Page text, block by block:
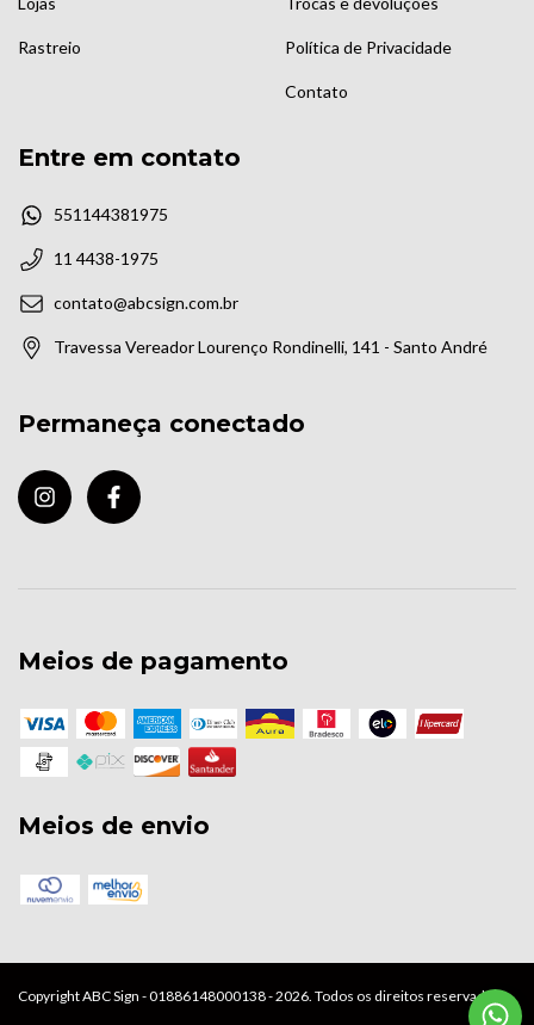
Rastreio Política de Privacidade
Contato
Entre em contato
551144381975
11 4438-1975
contato@abcsign.com.br
Travessa Vereador Lourenço Rondinelli, 141 - Santo André
Permaneça conectado
Meios de pagamento
Meios de envio
Copyright ABC Sign - 01886148000138 - 2026. Todos os direitos reservados.